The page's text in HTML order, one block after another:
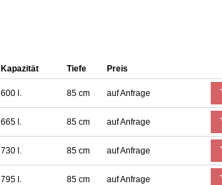
Kapazität Tiefe Preis
600 l. 85 cm auf Anfrage
665 l. 85 cm auf Anfrage
730 l. 85 cm auf Anfrage
795 l. 85 cm auf Anfrage